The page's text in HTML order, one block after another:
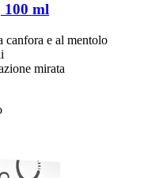
100 ml
canfora e al mentolo
mirata